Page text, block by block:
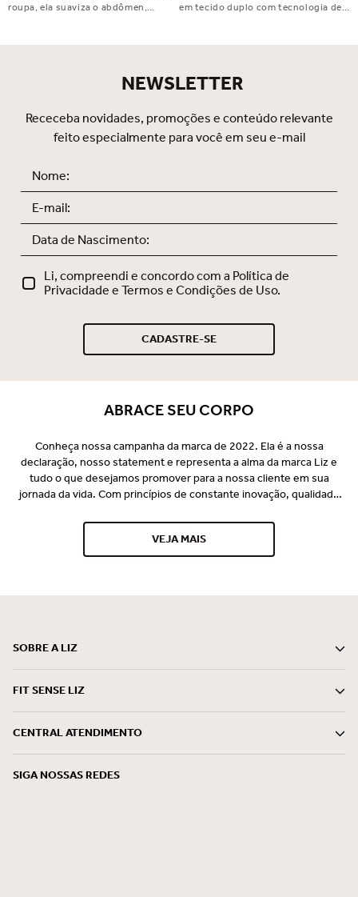
roupa, ela suaviza o abdômen,
em tecido duplo com tecnologia de
Fusion Smooth: exclusivo,
sofisticado e feito para você se
NEWSLETTER
Receceba novidades, promoções e conteúdo relevante
feito especialmente para você em seu e-mail
Li, compreendi e concordo com a Política de
Privacidade e Termos e Condições de Uso.
CADASTRE-SE
ABRACE SEU CORPO
Conheça nossa campanha da marca de 2022. Ela é a nossa
declaração, nosso statement e representa a alma da marca Liz e
tudo o que desejamos promover para a nossa cliente em sua
jornada da vida. Com princípios de constante inovação, qualidade
nossa consumidora, a Liz se consagrou no mercado e é
reconhecida por seus lançamentos pioneiros e tecnológicos
desde 1997. Somos uma marca especialista em conforto, bem-
VEJA MAIS
SOBRE A LIZ
FIT SENSE LIZ
CENTRAL ATENDIMENTO
SIGA NOSSAS REDES